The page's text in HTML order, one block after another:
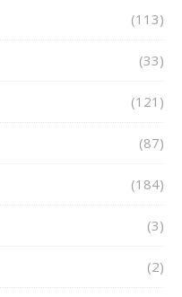
(113)
(33)
(121)
(87)
(184)
(3)
(2)